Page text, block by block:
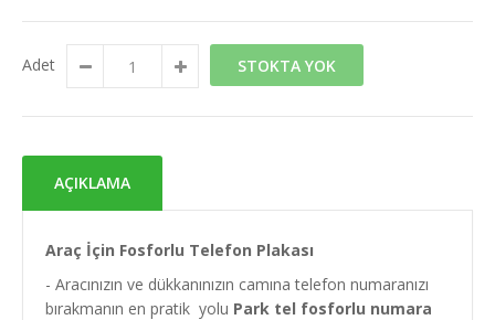
Adet STOKTA YOK
AÇIKLAMA
Araç İçin Fosforlu Telefon Plakası
- Aracınızın ve dükkanınızın camına telefon numaranızı
bırakmanın en pratik yolu Park tel fosforlu numara